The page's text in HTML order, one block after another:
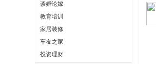
谈婚论嫁
教育培训
家居装修
车友之家
投资理财